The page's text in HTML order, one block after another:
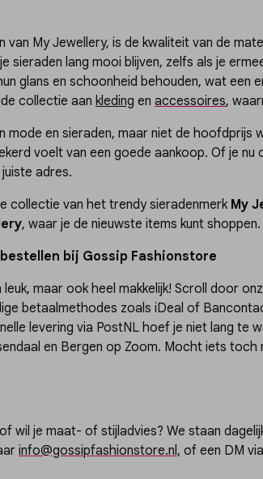
My Jewellery, is de kwaliteit van de
sieraden lang mooi blijven, zelfs als je
glans en schoonheid behouden, wat
collectie aan kleding en accessoires,
mode en sieraden, maar niet de
voelt van een goede aankoop. Of je
adres.
collectie van het trendy sieradenmerk My
, waar je de nieuwste items kunt shoppen.
bij Gossip Fashionstore
maar ook heel makkelijk! Scroll door
betaalmethodes zoals iDeal of
levering via PostNL hoef je niet lang te
en Bergen op Zoom. Mocht iets toch
wil je maat- of stijladvies? We staan
info@gossipfashionstore.nl, of een DM